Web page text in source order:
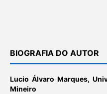
BIOGRAFIA DO AUTOR
Lucio Álvaro Marques,
Mineiro